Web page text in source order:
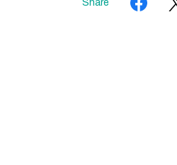
Share